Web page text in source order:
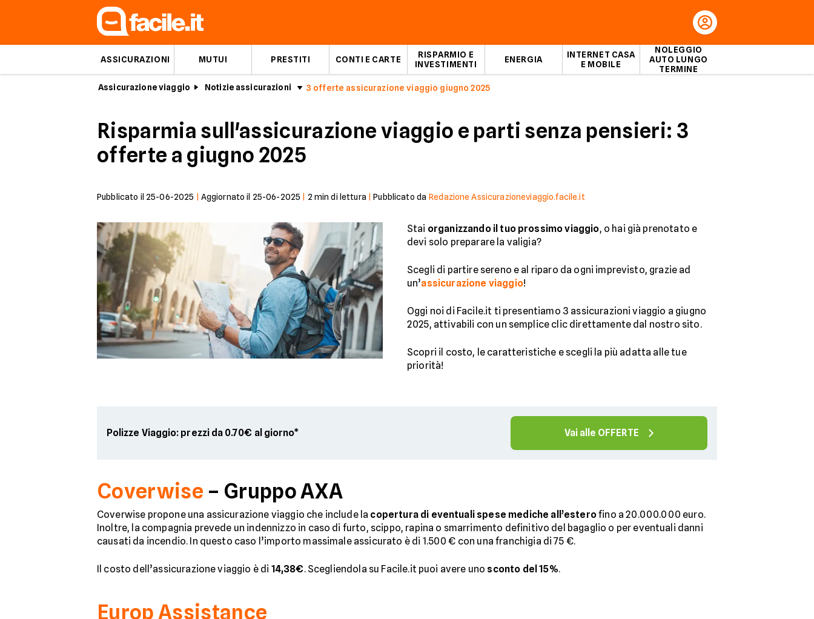
ASSICURAZIONI MUTUI PRESTITI CONTI E CARTE
RISPARMIO E
INVESTIMENTI
ENERGIA
INTERNET CASA
E MOBILE
NOLEGGIO
AUTO LUNGO
TERMINE
Assicurazione viaggio
Notizie assicurazioni 3 offerte assicurazione viaggio giugno 2025
Risparmia sull'assicurazione viaggio e parti senza pensieri: 3
offerte a giugno 2025
Pubblicato il 25-06-2025 Aggiornato il 25-06-2025 2 min di lettura |Pubblicato da Redazione Assicurazioneviaggio.facile.it
Stai organizzando il tuo prossimo viaggio, o hai già prenotato e
devi solo preparare la valigia?
Scegli di partire sereno e al riparo da ogni imprevisto, grazie ad
un’assicurazione viaggio!
Oggi noi di Facile.it ti presentiamo 3 assicurazioni viaggio a giugno
2025, attivabili con un semplice clic direttamente dal nostro sito.
Scopri il costo, le caratteristiche e scegli la più adatta alle tue
priorità!
Polizze Viaggio: prezzi da 0.70€ al giorno* Vai alle OFFERTE
Coverwise – Gruppo AXA
Coverwise propone una assicurazione viaggio che include la copertura di eventuali spese mediche all’esterofino a 20.000.000 euro.
Inoltre, la compagnia prevede un indennizzo in caso di furto, scippo, rapina o smarrimento definitivo del bagaglio o per eventuali danni
causati da incendio. In questo caso l’importo massimale assicurato è di 1.500 € con una franchigia di 75 €.
Il costo dell’assicurazione viaggio è di 14,38€. Scegliendola su Facile.it puoi avere uno sconto del 15%.
Europ Assistance